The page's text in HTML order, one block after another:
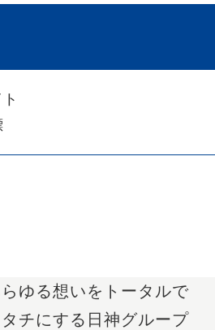
ゆる想いをトータルで
チにする日神グループ